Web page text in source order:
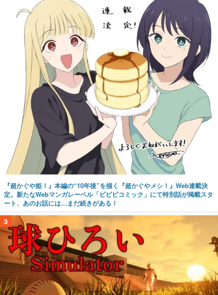
『超かぐや姫！』本編の“10年後”を描く『超かぐやメシ！』Web連載決
定。新たなWebマンガレーベル「ビビビコミック」にて特別話が掲載スタ
ート、あのお話には…まだ続きがある！
3